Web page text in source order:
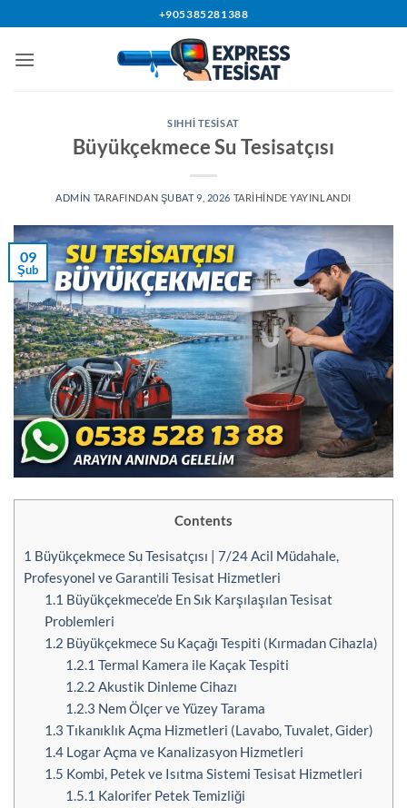
atla
+905385281388
SIHHI TESISAT
Büyükçekmece Su Tesisatçısı
ADMIN TARAFINDAN ŞUBAT 9, 2026 TARIHINDE YAYINLANDI
09
Şub
Contents
1 Büyükçekmece Su Tesisatçısı | 7/24 Acil Müdahale,
Profesyonel ve Garantili Tesisat Hizmetleri
1.1 Büyükçekmece’de En Sık Karşılaşılan Tesisat
Problemleri
1.2 Büyükçekmece Su Kaçağı Tespiti (Kırmadan Cihazla)
1.2.1 Termal Kamera ile Kaçak Tespiti
1.2.2 Akustik Dinleme Cihazı
1.2.3 Nem Ölçer ve Yüzey Tarama
1.3 Tıkanıklık Açma Hizmetleri (Lavabo, Tuvalet, Gider)
1.4Logar Açma ve Kanalizasyon Hizmetleri
1.5 Kombi, Petek ve Isıtma Sistemi Tesisat Hizmetleri
1.5.1 Kalorifer Petek Temizliği